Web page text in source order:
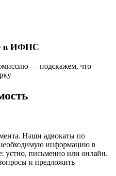
в ИФНС
— подскажем, что
Наши адвокаты по
информацию в
устно, письменно или онлайн.
и предложить